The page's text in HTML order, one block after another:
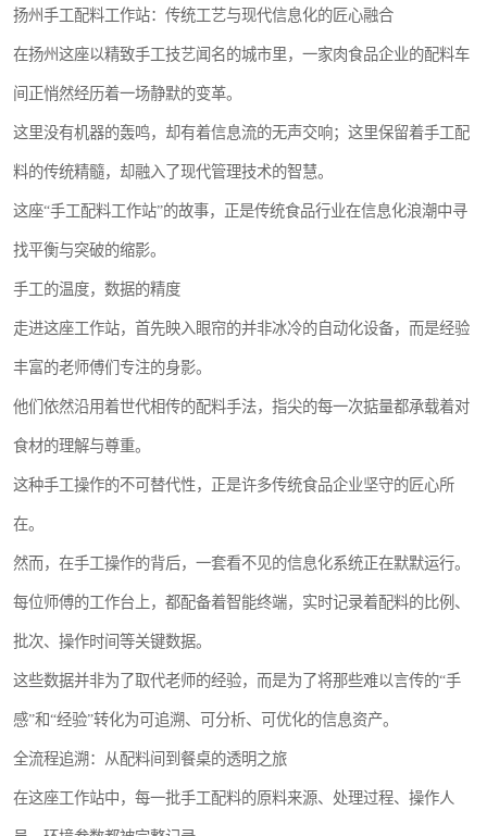
扬州手工配料工作站：传统工艺与现代信息化的匠心融合
在扬州这座以精致手工技艺闻名的城市里，一家肉食品企业的配料车
间正悄然经历着一场静默的变革。
这里没有机器的轰鸣，却有着信息流的无声交响；这里保留着手工配
料的传统精髓，却融入了现代管理技术的智慧。
这座“手工配料工作站”的故事，正是传统食品行业在信息化浪潮中寻
找平衡与突破的缩影。
手工的温度，数据的精度
走进这座工作站，首先映入眼帘的并非冰冷的自动化设备，而是经验
丰富的老师傅们专注的身影。
他们依然沿用着世代相传的配料手法，指尖的每一次掂量都承载着对
食材的理解与尊重。
这种手工操作的不可替代性，正是许多传统食品企业坚守的匠心所
在。
然而，在手工操作的背后，一套看不见的信息化系统正在默默运行。
每位师傅的工作台上，都配备着智能终端，实时记录着配料的比例、
批次、操作时间等关键数据。
这些数据并非为了取代老师的经验，而是为了将那些难以言传的“手
感”和“经验”转化为可追溯、可分析、可优化的信息资产。
全流程追溯：从配料间到餐桌的透明之旅
在这座工作站中，每一批手工配料的原料来源、处理过程、操作人